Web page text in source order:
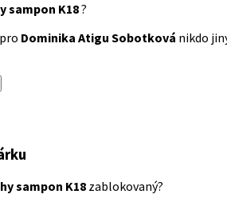
sampon K18?
Dominika Atigu Sobotková nikdo
sampon K18 zablokovaný?